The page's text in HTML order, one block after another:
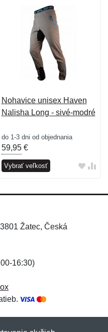
Nohavice unisex Haven
Nalisha Long - sivé-modré
do 1-3 dni od objednania
59,95€
Vybrať veľkosť
Žatec, Česká
16:30)